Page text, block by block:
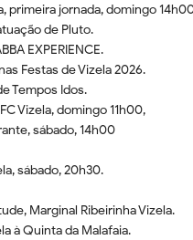
primeira jornada, domingo
de Pluto.
EXPERIENCE.
Festas de Vizela 2026.
Tempos Idos.
Vizela, domingo 11h00,
sábado, 14h00
sábado, 20h30.
Marginal Ribeirinha Vizela.
à Quinta da Malafaia.